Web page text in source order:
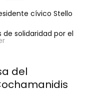
cívico Stello
solidaridad por el
del